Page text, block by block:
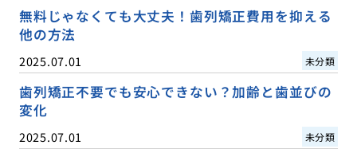
無料じゃなくても大丈夫！歯列矯正費用を抑える
他の方法
2025.07.01 未分類
歯列矯正不要でも安心できない？加齢と歯並びの
変化
2025.07.01 未分類